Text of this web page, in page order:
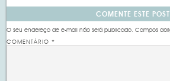
COMENTE ESTE POST
O seu endereço de e-mail não será publicado. Campos
COMENTÁRIO*